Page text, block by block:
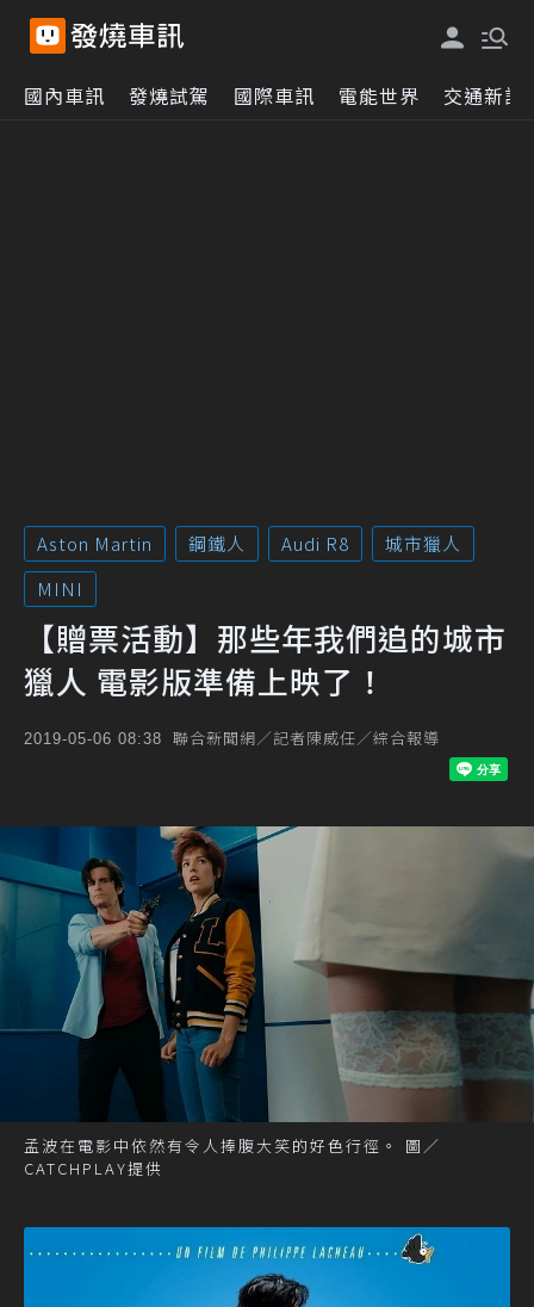
國內車訊 發燒試駕 國際車訊 電能世界 交通新訊
Aston Martin 鋼鐵人 Audi R8
城市獵人
MINI
【贈票活動】那些年我們追的城市
獵人 電影版準備上映了！
2019-05-06 08:38 聯合新聞網／記者陳威任／綜合報導
孟波在電影中依然有令人捧腹大笑的好色行徑。 圖／
CATCHPLAY提供